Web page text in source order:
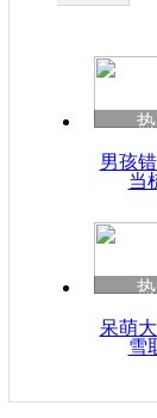
男孩
当
呆萌
雪